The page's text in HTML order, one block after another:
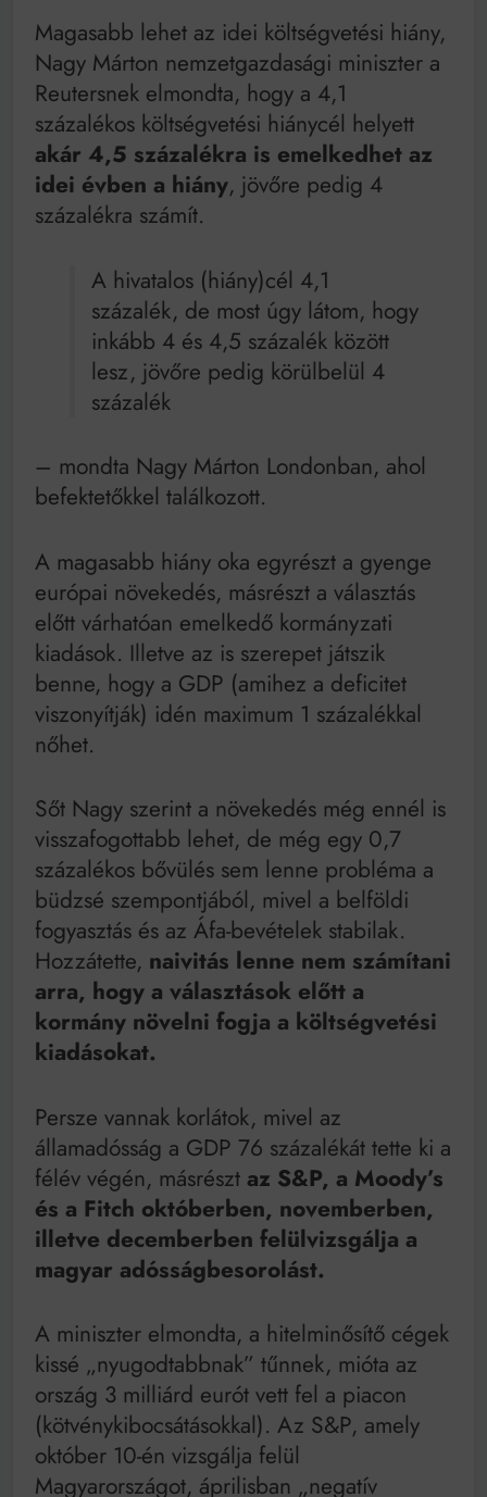
as években
Bitumenes lapostetők: a bevált technológia akkor
működik, ha jól van felújítva
Magasabb lehet az idei költségvetési hiány,
Nagy Márton nemzetgazdasági miniszter a
Reutersnek elmondta, hogy a 4,1
százalékos költségvetési hiánycél helyett
akár 4,5 százalékra is emelkedhet az
idei évben a hiány, jövőre pedig 4
százalékra számít.
A hivatalos (hiány)cél 4,1
százalék, de most úgy látom, hogy
inkább 4 és 4,5 százalék között
lesz, jövőre pedig körülbelül 4
százalék
– mondta Nagy Márton Londonban, ahol
befektetőkkel találkozott.
A magasabb hiány oka egyrészt a gyenge
európai növekedés, másrészt a választás
előtt várhatóan emelkedő kormányzati
kiadások. Illetve az is szerepet játszik
benne, hogy a GDP (amihez a deficitet
viszonyítják) idén maximum 1 százalékkal
nőhet.
Sőt Nagy szerint a növekedés még ennél is
visszafogottabb lehet, de még egy 0,7
százalékos bővülés sem lenne probléma a
büdzsé szempontjából, mivel a belföldi
fogyasztás és az Áfa-bevételek stabilak.
Hozzátette, naivitás lenne nem számítani
arra, hogy a választások előtt a
kormány növelni fogja a költségvetési
kiadásokat.
Persze vannak korlátok, mivel az
államadósság a GDP 76 százalékát tette ki a
félév végén, másrészt az S&P, a Moody’s
és a Fitch októberben, novemberben,
illetve decemberben felülvizsgálja a
magyar adósságbesorolást.
A miniszter elmondta, a hitelminősítő cégek
kissé „nyugodtabbnak” tűnnek, mióta az
ország 3 milliárd eurót vett fel a piacon
(kötvénykibocsátásokkal). Az S&P, amely
október 10-én vizsgálja felül
Magyarországot, áprilisban „negatív